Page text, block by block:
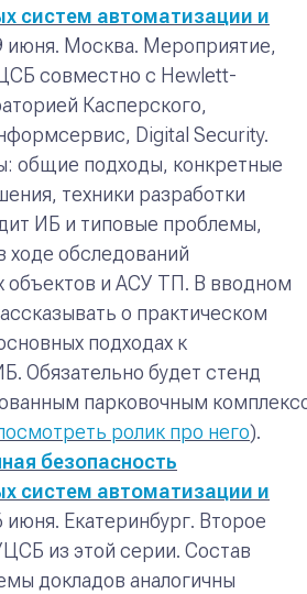
систем автоматизации и
июня. Москва. Мероприятие,
совместно с Hewlett-
Касперского,
Digital Security.
общие подходы, конкретные
техники разработки
ИБ и типовые проблемы,
обследований
и АСУ ТП. В вводном
о практическом
подходах к
Обязательно будет стенд
парковочным
ролик про него).
безопасность
систем автоматизации и
июня. Екатеринбург. Второе
из этой серии. Состав
докладов аналогичны